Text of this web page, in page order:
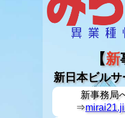
【新
新日本ビル
新事務局
⇒